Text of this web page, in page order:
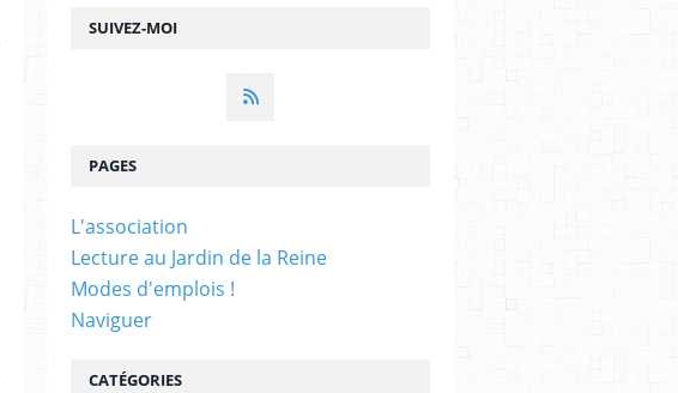
SUIVEZ-MOI
PAGES
L'association
Lecture au Jardin de la Reine
Modes d'emplois !
Naviguer
CATÉGORIES